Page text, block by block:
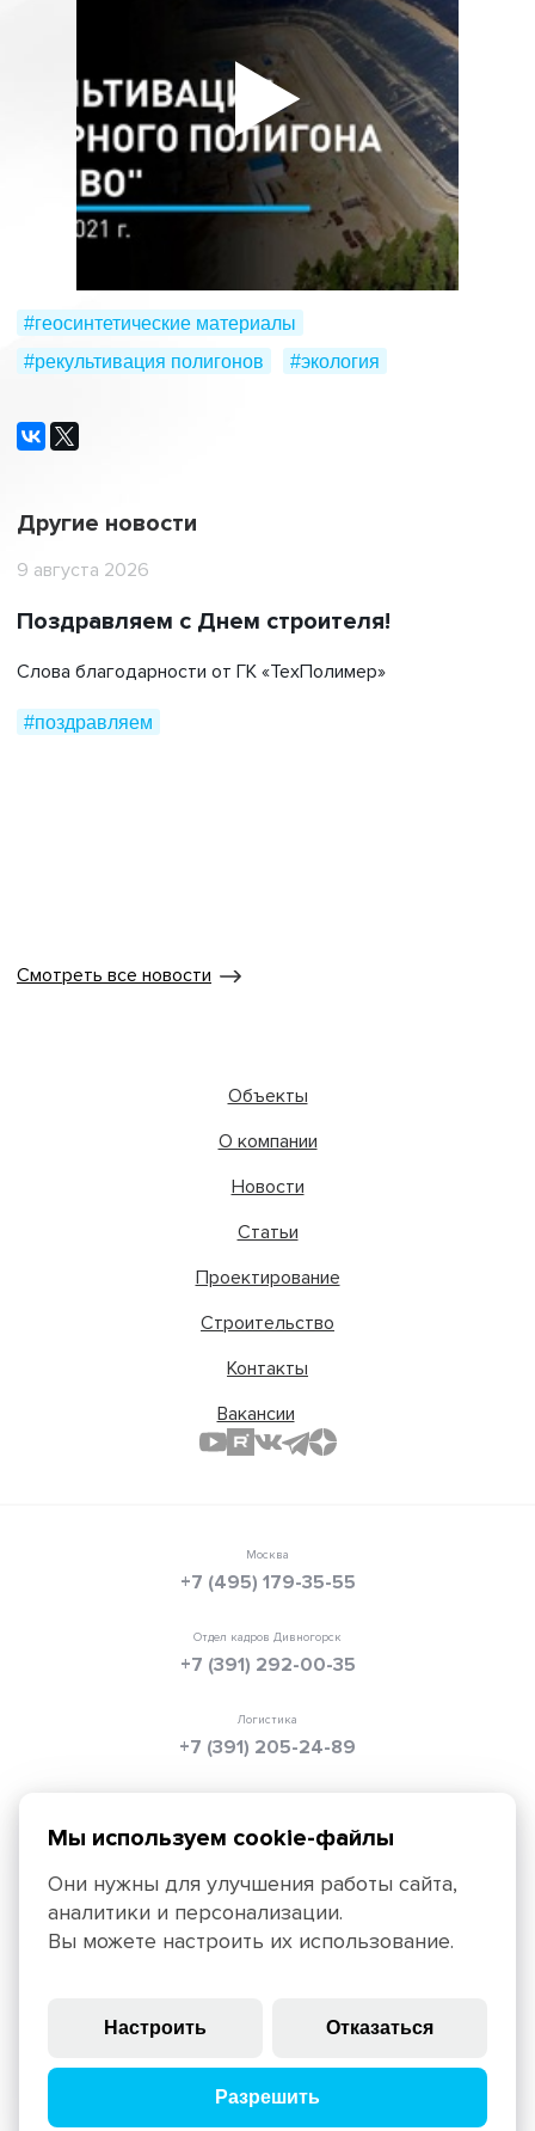
#геосинтетические материалы
#рекультивация полигонов
#экология
Другие новости
9 августа 2026
Поздравляем с Днем строителя!
Слова благодарности от ГК «ТехПолимер»
#поздравляем
Смотреть все новости
Объекты
О компании
Новости
Статьи
Проектирование
Строительство
Контакты
Вакансии
Москва
+7 (495) 179-35-55
Отдел кадров Дивногорск
+7 (391) 292-00-35
Логистика
+7 (391) 205-24-89
info@texpolimer.ru
Красноярск, 660099, ул. Ады Лебедевой, 152,
производитель геосинтетических материалов
Мы используем cookie-файлы
Они нужны для улучшения работы сайта,
аналитики и персонализации.
Вы можете настроить их использование.
Настроить Отказаться
Разрешить